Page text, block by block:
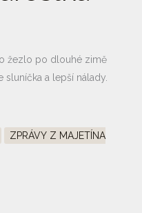
žezlo po dlouhé zimě
a lepší nálady.
ZPRÁVY Z MAJETÍNA